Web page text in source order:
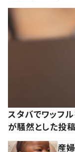
スタバでワッフ
が騒然とした投
産